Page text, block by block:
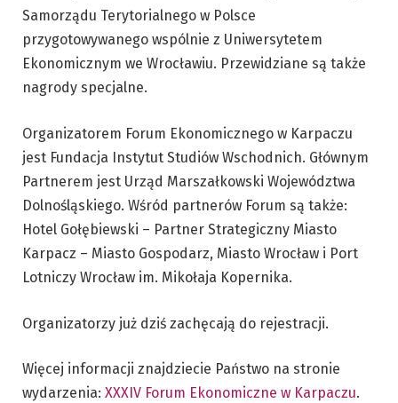
Samorządu Terytorialnego w Polsce
przygotowywanego wspólnie z Uniwersytetem
Ekonomicznym we Wrocławiu. Przewidziane są także
nagrody specjalne.
Organizatorem Forum Ekonomicznego w Karpaczu
jest Fundacja Instytut Studiów Wschodnich. Głównym
Partnerem jest Urząd Marszałkowski Województwa
Dolnośląskiego. Wśród partnerów Forum są także:
Hotel Gołębiewski – Partner Strategiczny Miasto
Karpacz – Miasto Gospodarz, Miasto Wrocław i Port
Lotniczy Wrocław im. Mikołaja Kopernika.
Organizatorzy już dziś zachęcają do rejestracji.
Więcej informacji znajdziecie Państwo na stronie
wydarzenia: XXXIV Forum Ekonomiczne w Karpaczu.